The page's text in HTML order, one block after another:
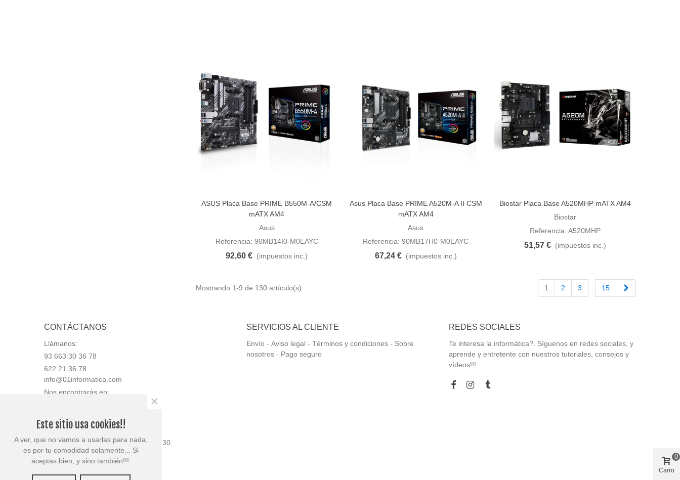
Añadir al carrito
ASUS Placa Base PRIME B550M-A/CSM
mATX AM4
Asus
Referencia: 90MB14I0-M0EAYC
92,60 € (impuestos inc.)
Añadir al carrito
Asus Placa Base PRIME A520M-A II CSM
mATX AM4
Asus
Referencia: 90MB17H0-M0EAYC
67,24 € (impuestos inc.)
Añadir al carrito
Biostar Placa Base A520MHP mATX AM4
Biostar
Referencia: A520MHP
51,57 € (impuestos inc.)
Mostrando 1-9 de 130 artículo(s) 1 2 3 15
CONTÁCTANOS
Llámanos:
93 663:30 36 78
622 21 36 78
info@01informatica.com
Nos encontrarás en:
08780 Pallejà (Barcelona)
Tienda abierta en horario:
Lunes 9:30 a 13:30 y 15:30 a 18:30
Martes 9:30 a 13:30
SERVICIOS AL CLIENTE
Envío - Aviso legal - Términos y condiciones - Sobre
nosotros - Pago seguro
REDES SOCIALES
Te interesa la informática?. Síguenos en redes sociales, y
aprende y entretente con nuestros tutoriales, consejos y
vídeos!!!
Carro
0
Este sitio usa cookies!!
A ver, que no vamos a usarlas para nada,
es por tu comodidad solamente... Si
aceptas bien, y sino también!!!.
×